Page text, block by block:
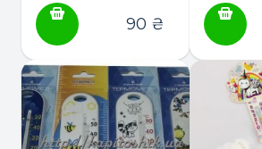
Склоприлад90 ₴